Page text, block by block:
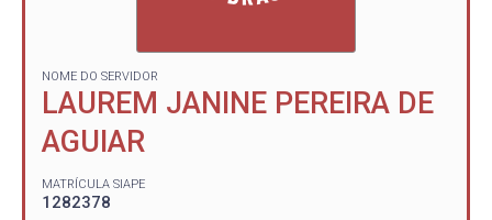
NOME DO SERVIDOR
LAUREM JANINE PEREIRA DE
AGUIAR
MATRÍCULA SIAPE
1282378